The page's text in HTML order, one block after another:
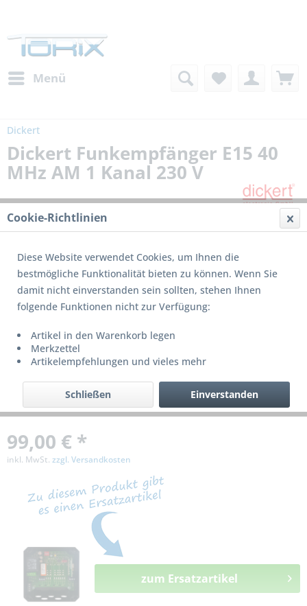
Menü
Dickert
Dickert Funkempfänger E15 40
MHz AM 1 Kanal 230 V
Dieses Produkt wird nicht mehr produziert
bzw. ist nicht mehr lieferbar!
99,00 € *
inkl. MwSt. zzgl. Versandkosten
zum Ersatzartikel
Cookie-Richtlinien
Diese Website verwendet Cookies, um Ihnen die
bestmögliche Funktionalität bieten zu können. Wenn Sie
damit nicht einverstanden sein sollten, stehen Ihnen
folgende Funktionen nicht zur Verfügung:
Artikel in den Warenkorb legen
Merkzettel
Artikelempfehlungen und vieles mehr
Einverstanden
Schließen